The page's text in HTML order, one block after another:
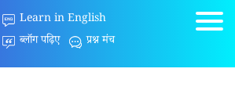
Learn in English
ब्लॉग पढ़िए
प्रश्न मंच